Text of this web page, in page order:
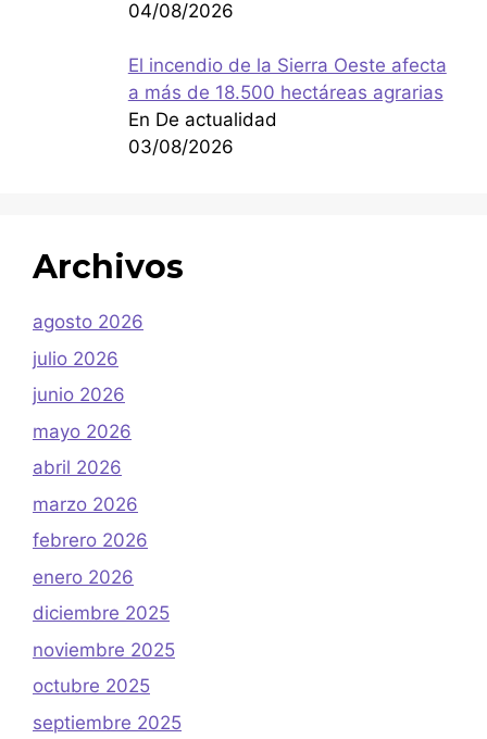
04/08/2026
El incendio de la Sierra Oeste afecta
a más de 18.500 hectáreas agrarias
En De actualidad
03/08/2026
Archivos
agosto 2026
julio 2026
junio 2026
mayo 2026
abril 2026
marzo 2026
febrero 2026
enero 2026
diciembre 2025
noviembre 2025
octubre 2025
septiembre 2025